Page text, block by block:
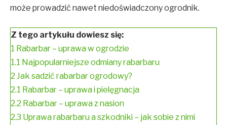
może prowadzić nawet niedoświadczony ogrodnik.
Z tego artykułu dowiesz się:
1 Rabarbar – uprawa w ogrodzie
1.1 Najpopularniejsze odmiany rabarbaru
2 Jak sadzić rabarbar ogrodowy?
2.1 Rabarbar – uprawa i pielęgnacja
2.2 Rabarbar – uprawa z nasion
2.3 Uprawa rabarbaru a szkodniki – jak sobie z nimi